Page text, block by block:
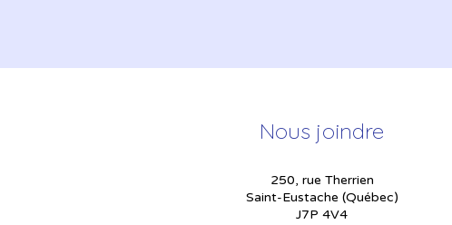
Nous joindre
250, rue Therrien
Saint-Eustache (Québec)
J7P 4V4